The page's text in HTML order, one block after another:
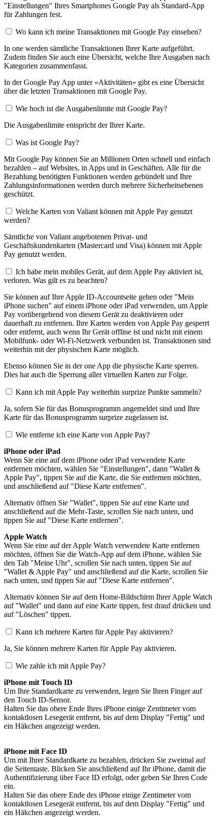
"Einstellungen" Ihres Smartphones Google Pay als Standard-App
für Zahlungen fest.
Wo kann ich meine Transaktionen mit Google Pay einsehen?
In one werden sämtliche Transaktionen Ihrer Karte aufgeführt.
Zudem finden Sie auch eine Übersicht, welche Ihre Ausgaben nach
Kategorien zusammenfasst.
In der Google Pay App unter «Aktivitäten» gibt es eine Übersicht
über die letzten Transaktionen mit Google Pay.
Wie hoch ist die Ausgabenlimite mit Google Pay?
Die Ausgabenlimite entspricht der Ihrer Karte.
Was ist Google Pay?
Mit Google Pay können Sie an Millionen Orten schnell und einfach
bezahlen – auf Websites, in Apps und in Geschäften. Alle für die
Bezahlung benötigten Funktionen werden gebündelt und Ihre
Zahlungsinformationen werden durch mehrere Sicherheitsebenen
geschützt.
Welche Karten von Valiant können mit Apple Pay genutzt
werden?
Sämtliche von Valiant angebotenen Privat- und
Geschäftskundenkarten (Mastercard und Visa) können mit Apple
Pay genutzt werden.
Ich habe mein mobiles Gerät, auf dem Apple Pay aktiviert ist,
verloren. Was gilt es zu beachten?
Sie können auf Ihre Apple ID-Accountseite gehen oder "Mein
iPhone suchen" auf einem iPhone oder iPad verwenden, um Apple
Pay vorübergehend von diesem Gerät zu deaktivieren oder
dauerhaft zu entfernen. Ihre Karten werden von Apple Pay gesperrt
oder entfernt, auch wenn Ihr Gerät offline ist und nicht mit einem
Mobilfunk- oder Wi-Fi-Netzwerk verbunden ist. Transaktionen sind
weiterhin mit der physischen Karte möglich.
Ebenso können Sie in der one App die physische Karte sperren.
Dies hat auch die Sperrung aller virtuellen Karten zur Folge.
Kann ich mit Apple Pay weiterhin surprize Punkte sammeln?
Ja, sofern Sie für das Bonusprogramm angemeldet sind und Ihre
Karte für das Bonusprogramm surprize zugelassen ist.
Wie entferne ich eine Karte von Apple Pay?
iPhone oder iPad
Wenn Sie eine auf dem iPhone oder iPad verwendete Karte
entfernen möchten, wählen Sie "Einstellungen", dann "Wallet &
Apple Pay", tippen Sie auf die Karte, die Sie entfernen möchten,
und anschließend auf "Diese Karte entfernen".
Alternativ öffnen Sie "Wallet", tippen Sie auf eine Karte und
anschließend auf die Mehr-Taste, scrollen Sie nach unten, und
tippen Sie auf "Diese Karte entfernen".
Apple Watch
Wenn Sie eine auf der Apple Watch verwendete Karte entfernen
möchten, öffnen Sie die Watch-App auf dem iPhone, wählen Sie
den Tab "Meine Uhr", scrollen Sie nach unten, tippen Sie auf
"Wallet & Apple Pay" und anschließend auf die Karte, scrollen Sie
nach unten, und tippen Sie auf "Diese Karte entfernen".
Alternativ können Sie auf dem Home-Bildschirm Ihrer Apple Watch
auf "Wallet" und dann auf eine Karte tippen, fest drauf drücken und
auf "Löschen" tippen.
Kann ich mehrere Karten für Apple Pay aktivieren?
Ja, Sie können mehrere Karten für Apple Pay aktivieren.
Wie zahle ich mit Apple Pay?
iPhone mit Touch ID
Um Ihre Standardkarte zu verwenden, legen Sie Ihren Finger auf
den Touch ID-Sensor.
Halten Sie das obere Ende Ihres iPhone einige Zentimeter vom
kontaktlosen Lesegerät entfernt, bis auf dem Display "Fertig" und
ein Häkchen angezeigt werden.
iPhone mit Face ID
Um mit Ihrer Standardkarte zu bezahlen, drücken Sie zweimal auf
die Seitentaste. Blicken Sie anschließend auf Ihr iPhone, damit die
Authentifizierung über Face ID erfolgt, oder geben Sie Ihren Code
ein.
Halten Sie das obere Ende des iPhone einige Zentimeter vom
kontaktlosen Lesegerät entfernt, bis auf dem Display "Fertig" und
ein Häkchen angezeigt werden.